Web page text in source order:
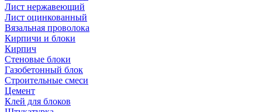
Лист нержавеющий
Лист оцинкованный
Вязальная проволока
Кирпичи и блоки
Кирпич
Стеновые блоки
Газобетонный блок
Строительные смеси
Цемент
Клей для блоков